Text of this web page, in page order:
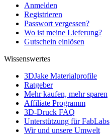
Anmelden
Registrieren
Passwort vergessen?
Wo ist meine Lieferung?
Gutschein einlösen
Wissenswertes
3DJake Materialprofile
Ratgeber
Mehr kaufen, mehr sparen
Affiliate Programm
3D-Druck FAQ
Unterstützung für FabLabs
Wir und unsere Umwelt